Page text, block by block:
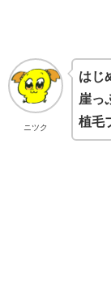
ニツク
はじ
崖っ
植毛